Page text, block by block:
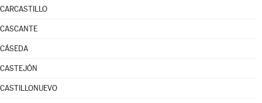
CARCASTILLO
CASCANTE
CÁSEDA
CASTEJÓN
CASTILLONUEVO